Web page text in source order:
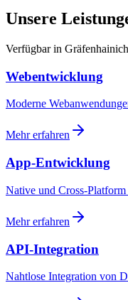
Unsere
Verfügbar in
Webentwicklung
Moderne
Mehr erfahren
App-Entwicklung
Native und Cross-
Mehr erfahren
API-Integration
Nahtlose Integration von